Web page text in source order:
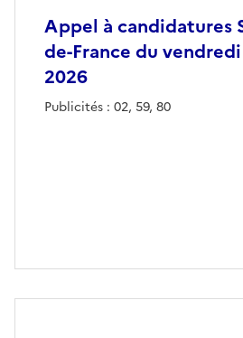
Appel à candidatures
de-France du
2026
Publicités : 02, 59, 80